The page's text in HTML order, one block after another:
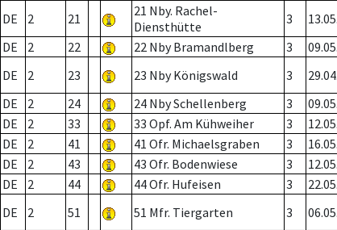
DE 2 21
21 Nby. Rachel-
Diensthütte
3 13.05.
DE
2 22 22 Nby Bramandlberg 3 09.05.
DE
2 23 23 Nby Königswald 3 29.04.
DE
2 24 24 Nby Schellenberg 3 09.05.
DE
2 33 33 Opf. Am Kühweiher 3 12.05.
DE
2 41 41 Ofr. Michaelsgraben 3 16.05.
DE
2 43 43 Ofr. Bodenwiese 3 12.05.
DE
2 44 44 Ofr. Hufeisen 3 22.05.
DE
2 51 51 Mfr. Tiergarten 3 06.05.